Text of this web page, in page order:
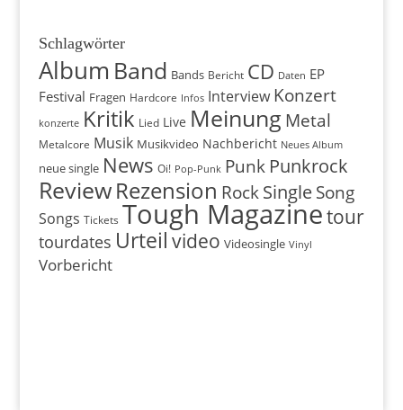
Schlagwörter
Album Band Bands Bericht CD Daten EP
Festival Fragen Hardcore Infos Interview Konzert
konzerte Kritik Lied Live Meinung Metal
Metalcore Musik Musikvideo Nachbericht Neues Album
neue single News Oi! Pop-Punk Punk Punkrock
ReviewRezension Rock Single Song
Songs Tickets Tough Magazinetour
tourdates Urteil video Videosingle Vinyl
Vorbericht